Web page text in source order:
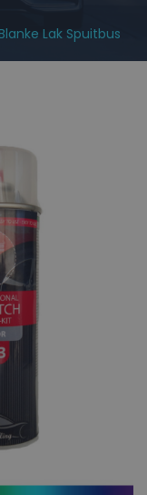
Lak Spuitbus